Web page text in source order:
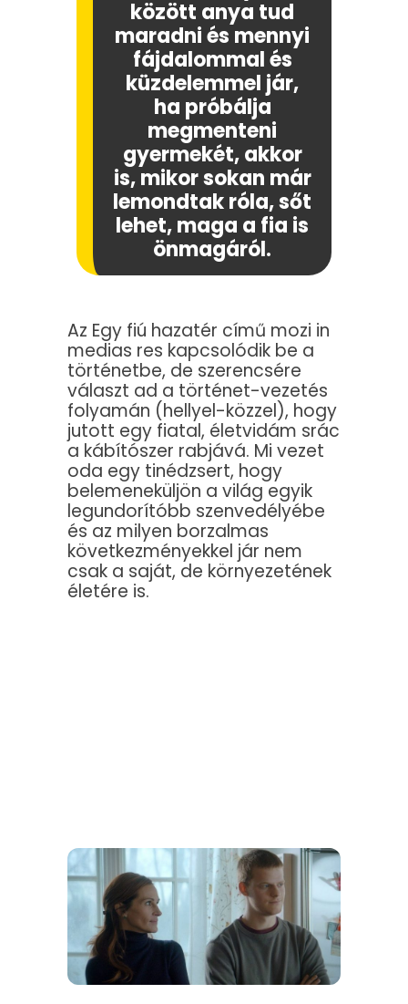
között anya tud
maradni és mennyi
fájdalommal és
küzdelemmel jár,
ha próbálja
megmenteni
gyermekét, akkor
is, mikor sokan már
lemondtak róla, sőt
lehet, maga a fia is
önmagáról.
Az Egy fiú hazatér című mozi in
medias res kapcsolódik be a
történetbe, de szerencsére
választ ad a történet-vezetés
folyamán (hellyel-közzel), hogy
jutott egy fiatal, életvidám srác
a kábítószer rabjává. Mi vezet
oda egy tinédzsert, hogy
belemeneküljön a világ egyik
legundorítóbb szenvedélyébe
és az milyen borzalmas
következményekkel jár nem
csak a saját, de környezetének
életére is.